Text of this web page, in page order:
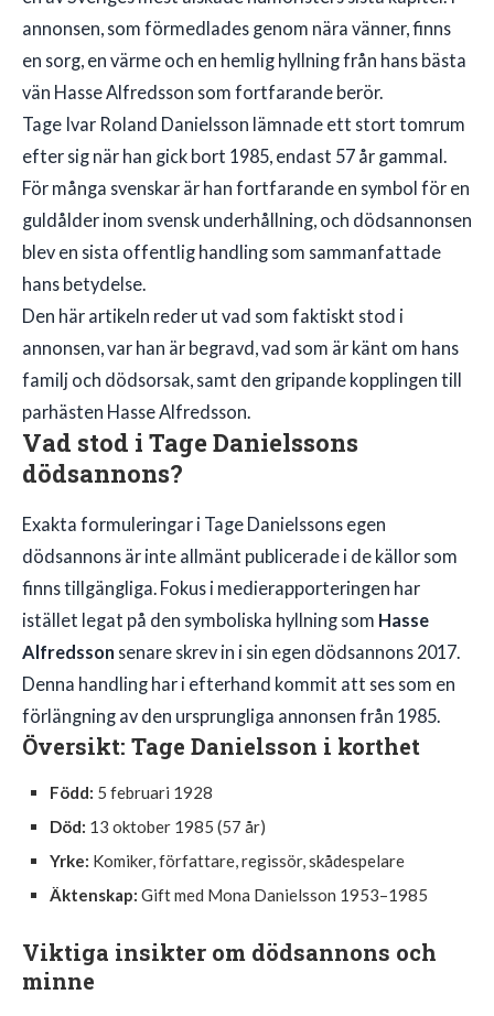
annonsen, som förmedlades genom nära vänner, finns
en sorg, en värme och en hemlig hyllning från hans bästa
vän Hasse Alfredsson som fortfarande berör.
Tage Ivar Roland Danielsson lämnade ett stort tomrum
efter sig när han gick bort 1985, endast 57 år gammal.
För många svenskar är han fortfarande en symbol för en
guldålder inom svensk underhållning, och dödsannonsen
blev en sista offentlig handling som sammanfattade
hans betydelse.
Den här artikeln reder ut vad som faktiskt stod i
annonsen, var han är begravd, vad som är känt om hans
familj och dödsorsak, samt den gripande kopplingen till
parhästen Hasse Alfredsson.
Vad stod i Tage Danielssons
dödsannons?
Exakta formuleringar i Tage Danielssons egen
dödsannons är inte allmänt publicerade i de källor som
finns tillgängliga. Fokus i medierapporteringen har
istället legat på den symboliska hyllning som Hasse
Alfredsson senare skrev in i sin egen dödsannons 2017.
Denna handling har i efterhand kommit att ses som en
förlängning av den ursprungliga annonsen från 1985.
Översikt: Tage Danielsson i korthet
Född: 5 februari 1928
Död: 13 oktober 1985 (57 år)
Yrke: Komiker, författare, regissör, skådespelare
Äktenskap: Gift med Mona Danielsson 1953–1985
Viktiga insikter om dödsannons och
minne